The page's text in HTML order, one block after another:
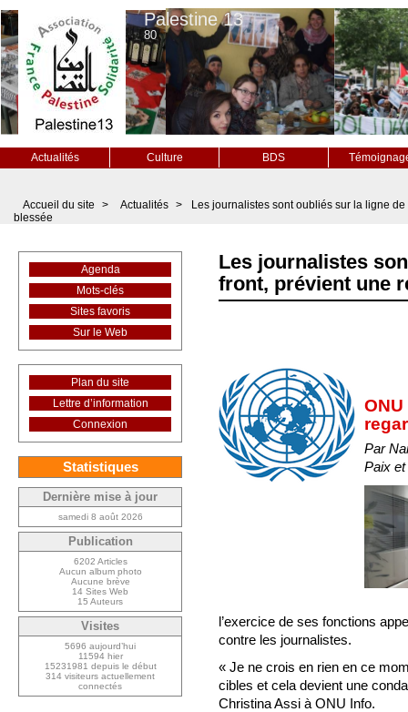
Palestine 13
80
Actualités Culture BDS
Accueil du site > Actualités >
Les journalistes sont oubliés sur la ligne
blessée
Les journalistes
front, prévient une
Par
Paix
l’exercice de ses fonctions
contre les journalistes.
« Je ne crois en rien en ce
cibles et cela devient une
Christina Assi à ONU Info.
Agenda
Mots-clés
Sites favoris
Sur le Web
Plan du site
Lettre d’information
Connexion
Statistiques
Dernière mise à jour
samedi 8 août 2026
Publication
6202 Articles
Aucun album photo
Aucune brève
14 Sites Web
15 Auteurs
Visites
5696 aujourd’hui
11594 hier
15231981 depuis le début
314 visiteurs actuellement
connectés